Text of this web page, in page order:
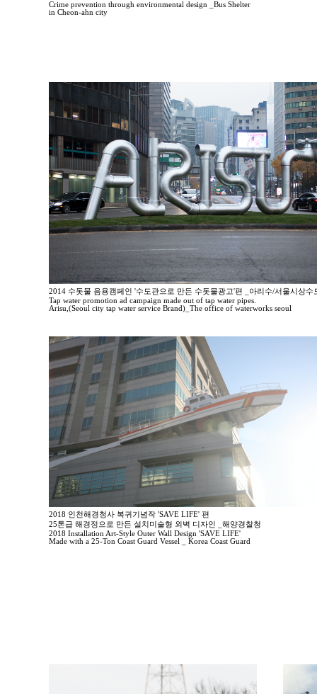
Crime prevention through environmental design _Bus Shelter
in Cheon-ahn city
2014 수돗물 음용캠페인 '수도관으로 만든 수돗물광고'편 _아리수/서울시상수
Tap water promotion ad campaign made out of tap water pipes.
Arisu,(Seoul city tap water service Brand)_The office of waterworks seoul
2018 인천해경청사 복귀기념작 'SAVE LIFE' 편
25톤급 해경정으로 만든 설치미술형 외벽 디자인 _해양경찰청
2018 Installation Art-Style Outer Wall Design 'SAVE LIFE'
Made with a 25-Ton Coast Guard Vessel _ Korea Coast Guard